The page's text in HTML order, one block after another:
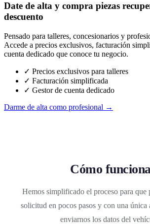
Date de alta y compra piezas
descuento
Pensado para talleres, concesionarios y
Accede a precios exclusivos, facturación
cuenta dedicado que conoce tu negocio.
✓ Precios exclusivos para talleres
✓ Facturación simplificada
✓ Gestor de cuenta dedicado
Darme de alta como profesional →
Cómo
Hemos simplificado el proceso para que
solicitud en pocos pasos y con una
enviarnos los datos del